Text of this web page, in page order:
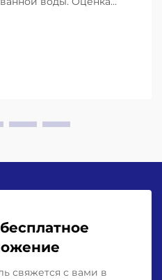
(OEE). Чтобы
свяжется с вами в